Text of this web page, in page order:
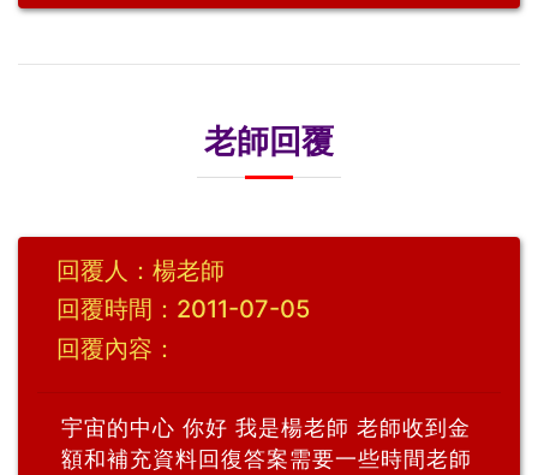
老師回覆
回覆人：楊老師
回覆時間：2011-07-05
回覆內容：
宇宙的中心 你好 我是楊老師 老師收到金
額和補充資料回復答案需要一些時間老師